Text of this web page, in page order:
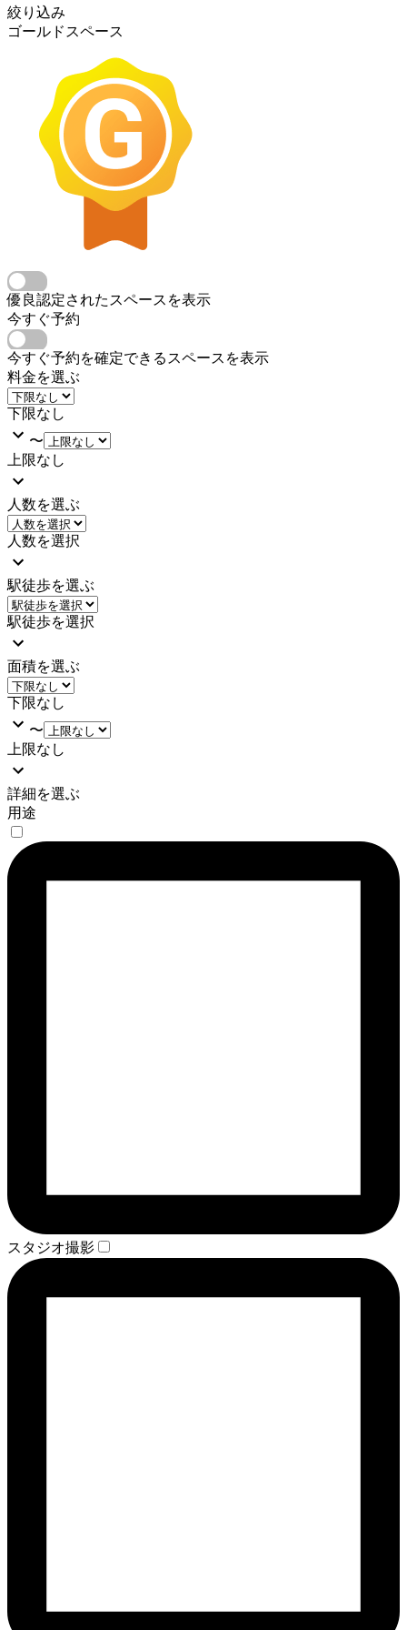
絞り込み
ゴールドスペース
優良認定されたスペースを表示
今すぐ予約
今すぐ予約を確定できるスペースを表示
料金を選ぶ
下限なし
〜
上限なし
人数を選ぶ
人数を選択
駅徒歩を選ぶ
駅徒歩を選択
面積を選ぶ
下限なし
〜
上限なし
詳細を選ぶ
用途
スタジオ撮影